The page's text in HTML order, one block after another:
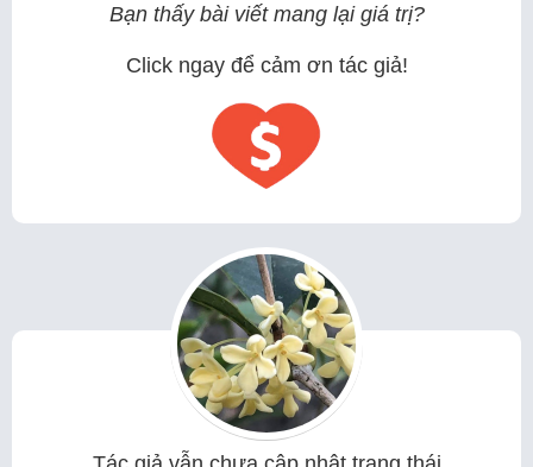
Bạn thấy bài viết mang lại giá trị?
Click ngay để cảm ơn tác giả!